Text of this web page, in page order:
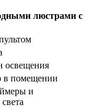
люстрами с
освещения
в помещении
и